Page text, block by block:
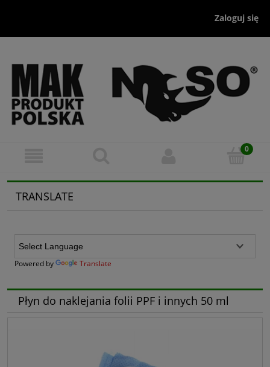
Zaloguj się
TRANSLATE
Powered by Translate
Płyn do naklejania folii PPF i innych 50 ml